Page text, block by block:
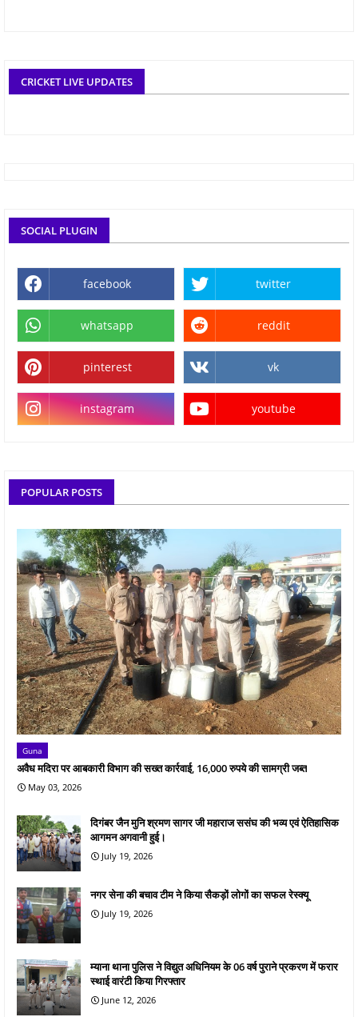
CRICKET LIVE UPDATES
SOCIAL PLUGIN
facebook twitter
whatsapp reddit
pinterest vk
instagram youtube
POPULAR POSTS
Guna
अवैध मदिरा पर आबकारी विभाग की सख्त कार्रवाई, 16,000 रुपये की सामग्री जब्त
May 03, 2026
दिगंबर जैन मुनि श्रमण सागर जी महाराज ससंघ की भव्य एवं ऐतिहासिक
आगमन अगवानी हुई।
July 19, 2026
नगर सेना की बचाव टीम ने किया सैकड़ों लोगों का सफल रेस्क्यू
July 19, 2026
म्याना थाना पुलिस ने विद्युत अधिनियम के 06 वर्ष पुराने प्रकरण में फरार
स्थाई वारंटी किया गिरफ्तार
June 12, 2026